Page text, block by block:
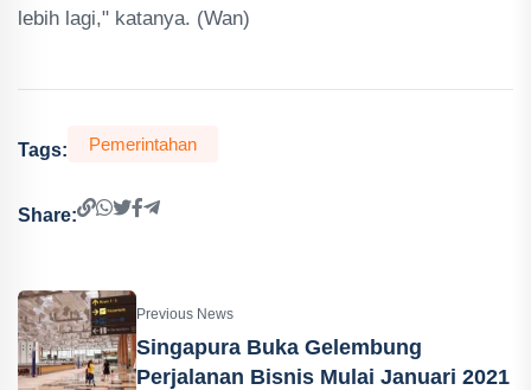
lebih lagi," katanya. (Wan)
Tags: Pemerintahan
Share:
Previous News
Singapura Buka Gelembung
Perjalanan Bisnis Mulai Januari 2021